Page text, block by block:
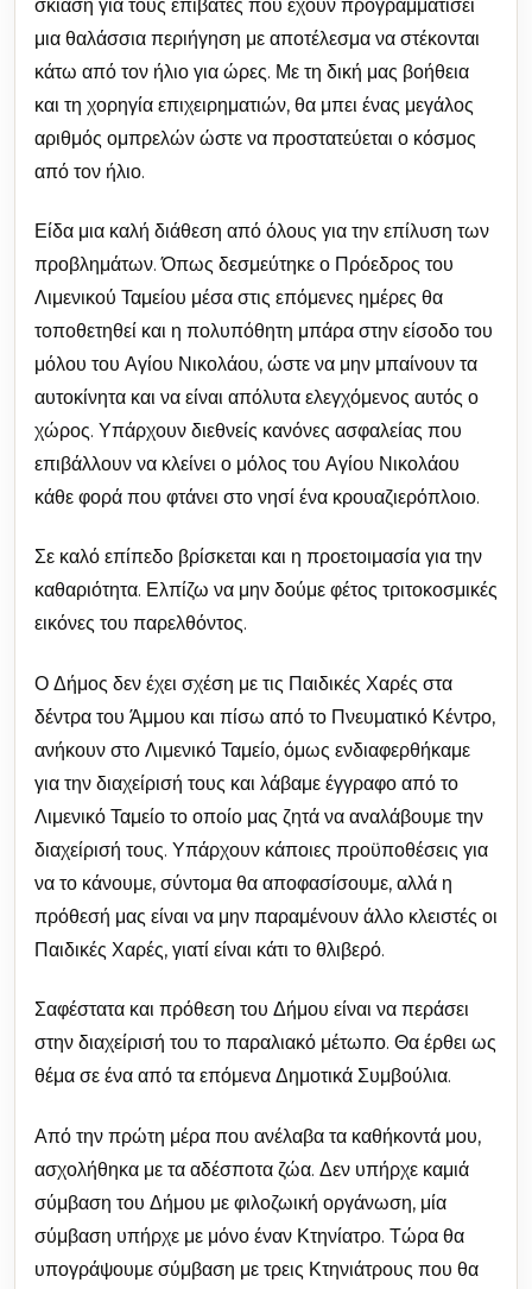
σκίαση για τους επιβάτες που έχουν προγραμματίσει
μια θαλάσσια περιήγηση με αποτέλεσμα να στέκονται
κάτω από τον ήλιο για ώρες. Με τη δική μας βοήθεια
και τη χορηγία επιχειρηματιών, θα μπει ένας μεγάλος
αριθμός ομπρελών ώστε να προστατεύεται ο κόσμος
από τον ήλιο.
Είδα μια καλή διάθεση από όλους για την επίλυση των
προβλημάτων. Όπως δεσμεύτηκε ο Πρόεδρος του
Λιμενικού Ταμείου μέσα στις επόμενες ημέρες θα
τοποθετηθεί και η πολυπόθητη μπάρα στην είσοδο του
μόλου του Αγίου Νικολάου, ώστε να μην μπαίνουν τα
αυτοκίνητα και να είναι απόλυτα ελεγχόμενος αυτός ο
χώρος. Υπάρχουν διεθνείς κανόνες ασφαλείας που
επιβάλλουν να κλείνει ο μόλος του Αγίου Νικολάου
κάθε φορά που φτάνει στο νησί ένα κρουαζιερόπλοιο.
Σε καλό επίπεδο βρίσκεται και η προετοιμασία για την
καθαριότητα. Ελπίζω να μην δούμε φέτος τριτοκοσμικές
εικόνες του παρελθόντος.
Ο Δήμος δεν έχει σχέση με τις Παιδικές Χαρές στα
δέντρα του Άμμου και πίσω από το Πνευματικό Κέντρο,
ανήκουν στο Λιμενικό Ταμείο, όμως ενδιαφερθήκαμε
για την διαχείρισή τους και λάβαμε έγγραφο από το
Λιμενικό Ταμείο το οποίο μας ζητά να αναλάβουμε την
διαχείρισή τους. Υπάρχουν κάποιες προϋποθέσεις για
να το κάνουμε, σύντομα θα αποφασίσουμε, αλλά η
πρόθεσή μας είναι να μην παραμένουν άλλο κλειστές οι
Παιδικές Χαρές, γιατί είναι κάτι το θλιβερό.
Σαφέστατα και πρόθεση του Δήμου είναι να περάσει
στην διαχείρισή του το παραλιακό μέτωπο. Θα έρθει ως
θέμα σε ένα από τα επόμενα Δημοτικά Συμβούλια.
Από την πρώτη μέρα που ανέλαβα τα καθήκοντά μου,
ασχολήθηκα με τα αδέσποτα ζώα. Δεν υπήρχε καμιά
σύμβαση του Δήμου με φιλοζωική οργάνωση, μία
σύμβαση υπήρχε με μόνο έναν Κτηνίατρο. Τώρα θα
υπογράψουμε σύμβαση με τρεις Κτηνιάτρους που θα